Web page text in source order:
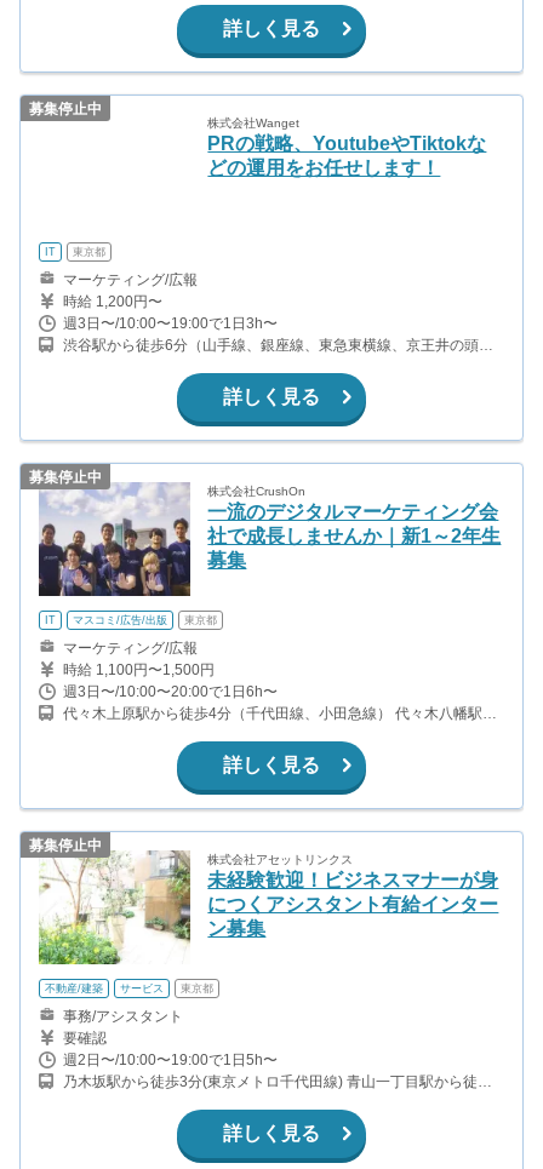
詳しく見る
募集停止中
株式会社Wanget
PRの戦略、YoutubeやTiktokな
どの運用をお任せします！
IT 東京都
マーケティング/広報
時給 1,200円〜
週3日〜/10:00〜19:00で1日3h〜
渋谷駅から徒歩6分（山手線、銀座線、東急東横線、京王井の頭線
神宮前駅から徒歩11分（副都心線、千代田線）
詳しく見る
募集停止中
株式会社CrushOn
一流のデジタルマーケティング会
社で成長しませんか｜新1～2年生
募集
IT マスコミ/広告/出版 東京都
マーケティング/広報
時給 1,100円〜1,500円
週3日〜/10:00〜20:00で1日6h〜
代々木上原駅から徒歩4分（千代田線、小田急線） 代々木八幡駅か
詳しく見る
募集停止中
株式会社アセットリンクス
未経験歓迎！ビジネスマナーが身
につくアシスタント有給インター
ン募集
不動産/建築 サービス 東京都
事務/アシスタント
要確認
週2日〜/10:00〜19:00で1日5h〜
乃木坂駅から徒歩3分(東京メトロ千代田線) 青山一丁目駅から徒歩
詳しく見る